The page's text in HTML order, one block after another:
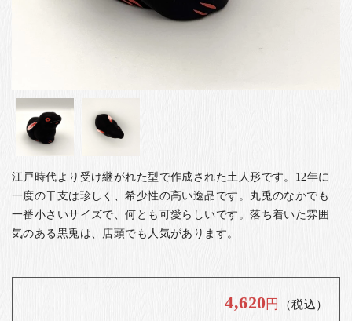
江戸時代より受け継がれた型で作成された土人形です。12年に
一度の干支は珍しく、希少性の高い逸品です。丸兎のなかでも
一番小さいサイズで、何とも可愛らしいです。落ち着いた雰囲
気のある黒兎は、店頭でも人気があります。
4,620 円 （税込）